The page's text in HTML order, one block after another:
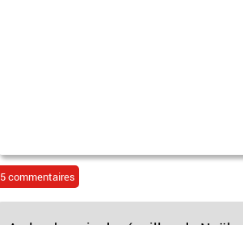
5 commentaires